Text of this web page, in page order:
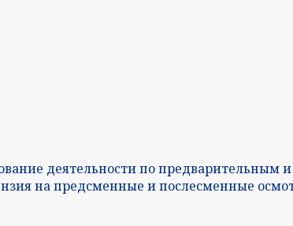
деятельности по предварительным
на предсменные и послесменные